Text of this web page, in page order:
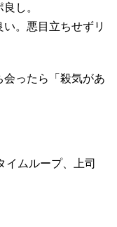
し。
。悪目立ちせずリ
ったら「殺気があ
イムループ、上司